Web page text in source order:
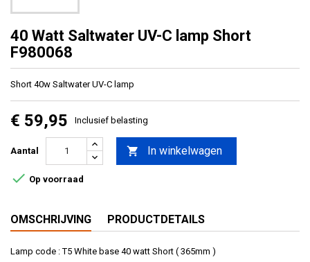
40 Watt Saltwater UV-C lamp Short
F980068
Short 40w Saltwater UV-C lamp
€ 59,95 Inclusief belasting
Aantal  In winkelwagen
 Op voorraad
OMSCHRIJVING PRODUCTDETAILS
Lamp code : T5 White base 40 watt Short ( 365mm )